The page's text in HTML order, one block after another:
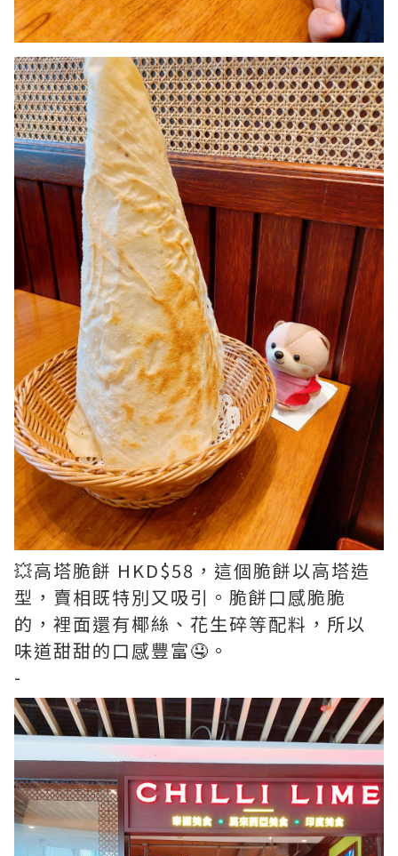
💥高塔脆餅 HKD$58，這個脆餅以高塔造
型，賣相既特別又吸引。脆餅口感脆脆
的，裡面還有椰絲、花生碎等配料，所以
味道甜甜的口感豐富🤤。
-